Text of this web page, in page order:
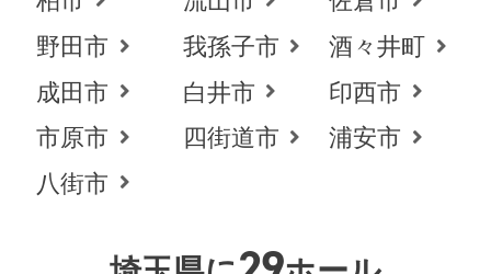
野田市
我孫子市
酒々井町
成田市
白井市
印西市
市原市
四街道市
浦安市
八街市